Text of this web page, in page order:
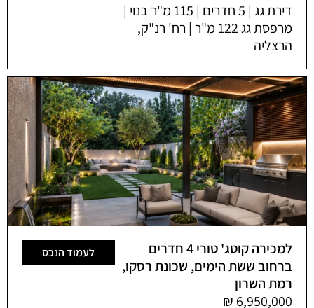
דירת גג | 5 חדרים | 115 מ"ר בנוי |
מרפסת גג 122 מ"ר | רח' רנ"ק,
הרצליה
למכירה קוטג' טורי 4 חדרים
ברחוב ששת הימים, שכונת רסקו,
רמת השרון
לעמוד הנכס